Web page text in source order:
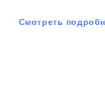
Смотреть